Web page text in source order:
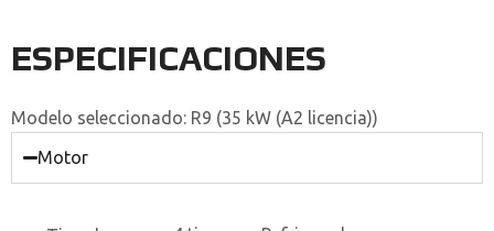
ESPECIFICACIONES
Modelo seleccionado: R9 (35 kW (A2 licencia))
Motor